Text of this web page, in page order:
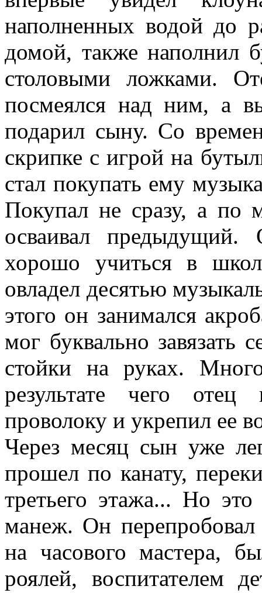
наполненных водой до
домой, также наполнил
столовыми ложками.
посмеялся над ним, а
подарил сыну. Со
скрипке с игрой на
стал покупать ему
Покупал не сразу, а по
осваивал
хорошо учиться в
овладел десятью
этого он занимался
мог буквально завязать
стойки на руках.
результате чего
проволоку и укрепил ее
Через месяц сын уже
прошел по канату,
третьего этажа... Но
манеж. Он
на часового мастера,
роялей, воспитателем